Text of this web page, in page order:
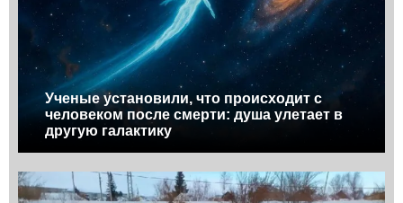
Ученые установили, что происходит с
человеком после смерти: душа улетает в
другую галактику